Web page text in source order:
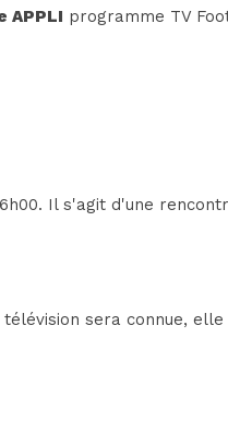
APPLI programme TV
Il s'agit d'une
sera connue,